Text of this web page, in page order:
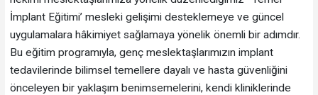
İmplant Eğitimi’ mesleki gelişimi desteklemeye ve güncel
uygulamalara hâkimiyet sağlamaya yönelik önemli bir adımdır.
Bu eğitim programıyla, genç meslektaşlarımızın implant
tedavilerinde bilimsel temellere dayalı ve hasta güvenliğini
önceleyen bir yaklaşım benimsemelerini, kendi kliniklerinde